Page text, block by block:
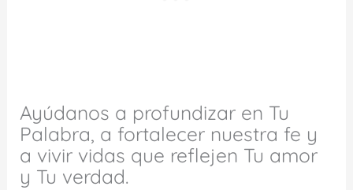
Ayúdanos a profundizar en Tu
Palabra, a fortalecer nuestra fe y
a vivir vidas que reflejen Tu amor
y Tu verdad.